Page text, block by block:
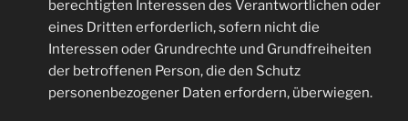
berechtigten Interessen des Verantwortlichen oder
eines Dritten erforderlich, sofern nicht die
Interessen oder Grundrechte und Grundfreiheiten
der betroffenen Person, die den Schutz
personenbezogener Daten erfordern, überwiegen.